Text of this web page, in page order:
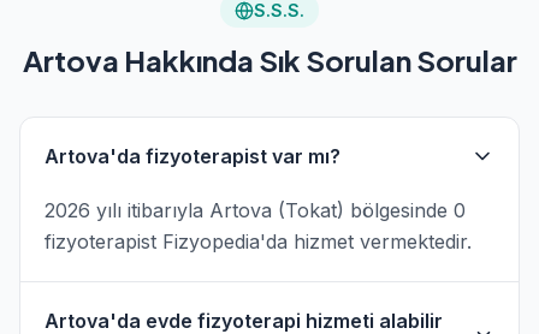
S.S.S.
Artova Hakkında Sık Sorulan Sorular
Artova'da fizyoterapist var mı?
2026 yılı itibarıyla Artova (Tokat) bölgesinde 0
fizyoterapist Fizyopedia'da hizmet vermektedir.
Artova'da evde fizyoterapi hizmeti alabilir